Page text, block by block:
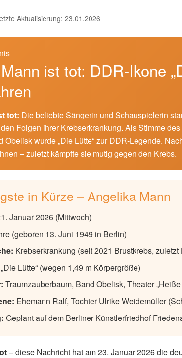
Aktualisierung: 23.01.2026
ist tot: DDR-Ikone
tot: Die beliebte Sängerin und Schauspielerin
Folgen ihrer Krebserkrankung. Als Stimme des
Obelisk wurde „Die Lütte“ zur DDR-Legende.
– zuletzt kämpfte sie mutig gegen den Krebs.
in Kürze – Angelika Mann
Januar 2026 (Mittwoch)
(geboren 13. Juni 1949 in Berlin)
Krebserkrankung (seit 2021 Brustkrebs, zuletzt
„Die Lütte“ (wegen 1,49 m Körpergröße)
Traumzauberbaum, Band Obelisk, Theater „Heiße
Ehemann Ralf, Tochter Ulrike Weidemüller
Geplant auf dem Berliner Künstlerfriedhof
– diese Nachricht hat am 23. Januar 2026 die